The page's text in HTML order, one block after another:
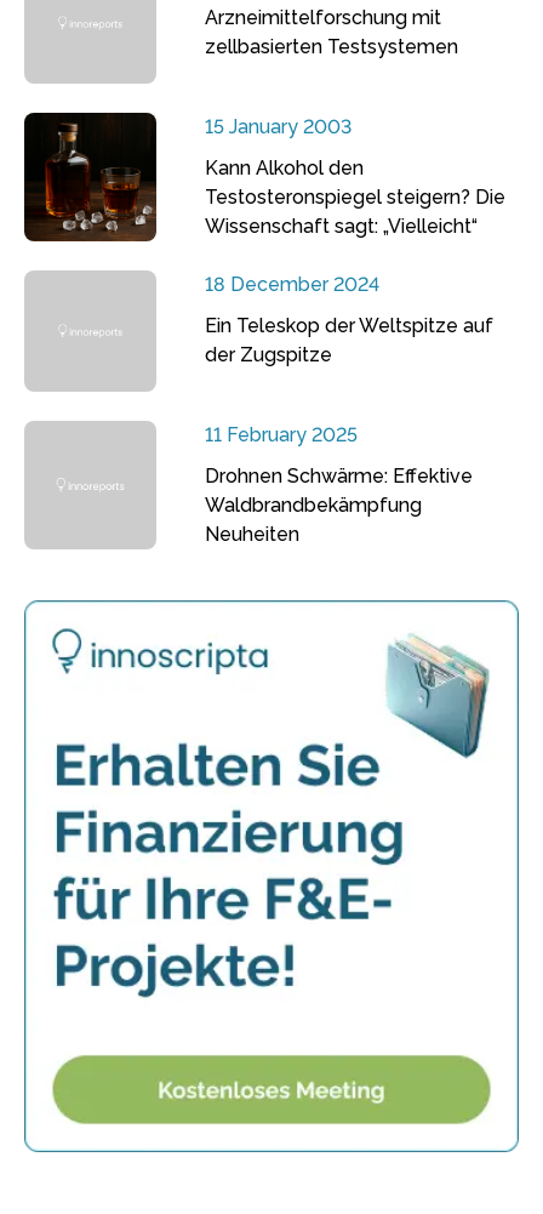
Arzneimittelforschung mit
zellbasierten Testsystemen
15 January 2003
Kann Alkohol den
Testosteronspiegel steigern? Die
Wissenschaft sagt: „Vielleicht“
18 December 2024
Ein Teleskop der Weltspitze auf
der Zugspitze
11 February 2025
Drohnen Schwärme: Effektive
Waldbrandbekämpfung
Neuheiten